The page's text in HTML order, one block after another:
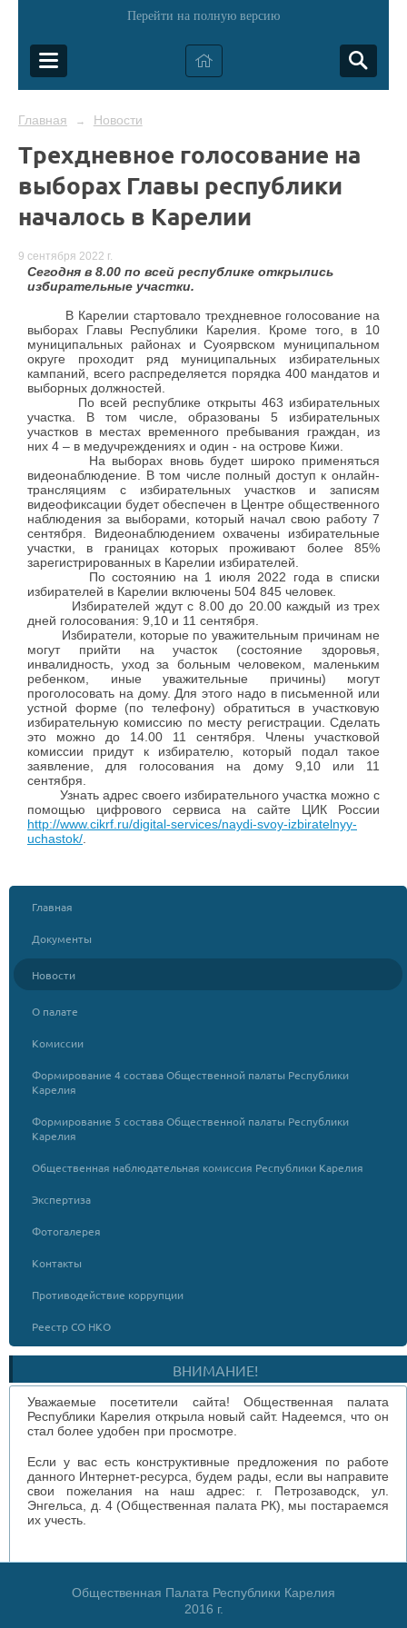
Перейти на полную версию
Главная → Новости
Трехдневное голосование на
выборах Главы республики
началось в Карелии
9 сентября 2022 г.
Сегодня в 8.00 по всей республике открылись
избирательные участки.
В Карелии стартовало трехдневное голосование на
выборах Главы Республики Карелия. Кроме того, в 10
муниципальных районах и Суоярвском муниципальном
округе проходит ряд муниципальных избирательных
кампаний, всего распределяется порядка 400 мандатов и
выборных должностей.
По всей республике открыты 463 избирательных
участка. В том числе, образованы 5 избирательных
участков в местах временного пребывания граждан, из
них 4 – в медучреждениях и один - на острове Кижи.
На выборах вновь будет широко применяться
видеонаблюдение. В том числе полный доступ к онлайн-
трансляциям с избирательных участков и записям
видеофиксации будет обеспечен в Центре общественного
наблюдения за выборами, который начал свою работу 7
сентября. Видеонаблюдением охвачены избирательные
участки, в границах которых проживают более 85%
зарегистрированных в Карелии избирателей.
По состоянию на 1 июля 2022 года в списки
избирателей в Карелии включены 504 845 человек.
Избирателей ждут с 8.00 до 20.00 каждый из трех
дней голосования: 9,10 и 11 сентября.
Избиратели, которые по уважительным причинам не
могут прийти на участок (состояние здоровья,
инвалидность, уход за больным человеком, маленьким
ребенком, иные уважительные причины) могут
проголосовать на дому. Для этого надо в письменной или
устной форме (по телефону) обратиться в участковую
избирательную комиссию по месту регистрации. Сделать
это можно до 14.00 11 сентября. Члены участковой
комиссии придут к избирателю, который подал такое
заявление, для голосования на дому 9,10 или 11
сентября.
Узнать адрес своего избирательного участка можно с
помощью цифрового сервиса на сайте ЦИК России
http://www.cikrf.ru/digital-services/naydi-svoy-izbiratelnyy-
uchastok/.
Главная
Документы
Новости
О палате
Комиссии
Формирование 4 состава Общественной палаты Республики
Карелия
Формирование 5 состава Общественной палаты Республики
Карелия
Общественная наблюдательная комиссия Республики Карелия
Экспертиза
Фотогалерея
Контакты
Противодействие коррупции
Реестр СО НКО
ВНИМАНИЕ!
Уважаемые посетители сайта! Общественная палата
Республики Карелия открыла новый сайт. Надеемся, что он
стал более удобен при просмотре.
Если у вас есть конструктивные предложения по работе
данного Интернет-ресурса, будем рады, если вы направите
свои пожелания на наш адрес: г. Петрозаводск, ул.
Энгельса, д. 4 (Общественная палата РК), мы постараемся
их учесть.
Общественная Палата Республики Карелия
2016 г.